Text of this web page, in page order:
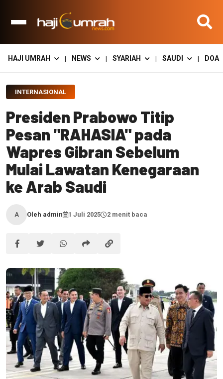
HAJI UMRAH | NEWS | SYARIAH | SAUDI | DOA
INTERNASIONAL
Presiden Prabowo Titip
Pesan "RAHASIA" pada
Wapres Gibran Sebelum
Mulai Lawatan Kenegaraan
ke Arab Saudi
A Oleh admin 1 Juli 2025 2 menit baca